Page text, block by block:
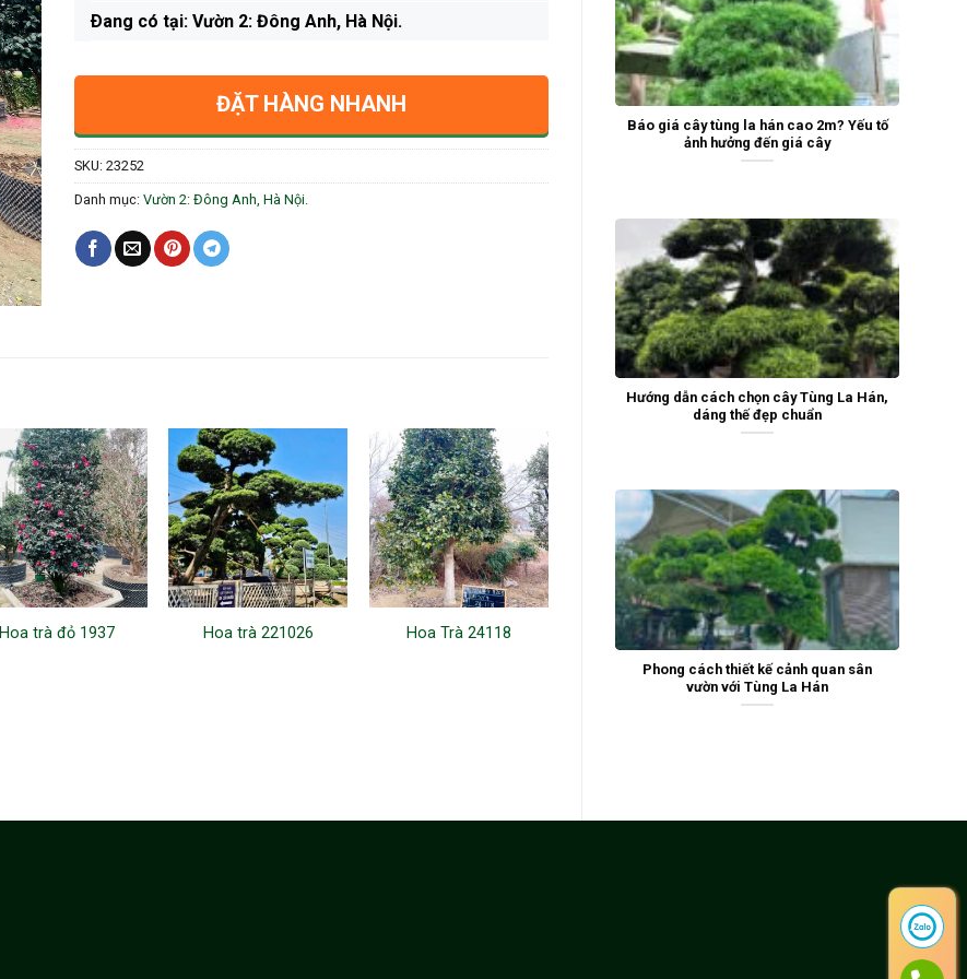
Báo giá cây tùng la hán cao 2m? Yếu tố
ảnh hưởng đến giá cây
Hướng dẫn cách chọn cây Tùng La Hán,
dáng thế đẹp chuẩn
Phong cách thiết kế cảnh quan sân
vườn với Tùng La Hán
Ðang có tại: Vườn 2: Đông Anh, Hà Nội.
ĐẶT HÀNG NHANH
SKU: 23252
Danh mục: Vườn 2: Đông Anh, Hà Nội.
Hoa trà đỏ 1937 Hoa trà 221026 Hoa Trà 24118 Hoa Trà Đỏ 24759 Hoa Trà 241471